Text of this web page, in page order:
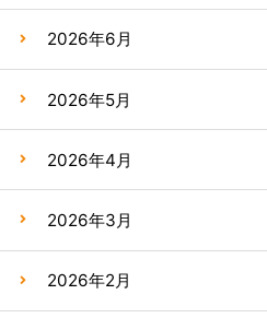
2026年6月
2026年5月
2026年4月
2026年3月
2026年2月